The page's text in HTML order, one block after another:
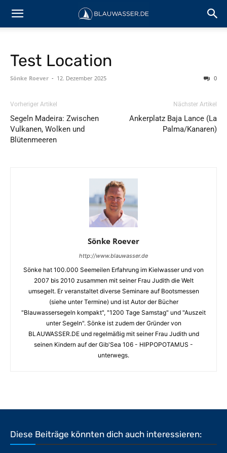
Test Location
Sönke Roever - 12. Dezember 2025 0
Vorheriger Artikel
Segeln Madeira: Zwischen
Vulkanen, Wolken und
Blütenmeeren
Nächster Artikel
Ankerplatz Baja Lance (La
Palma/Kanaren)
Sönke Roever
http://www.blauwasser.de
Sönke hat 100.000 Seemeilen Erfahrung im Kielwasser und von
2007 bis 2010 zusammen mit seiner Frau Judith die Welt
umsegelt. Er veranstaltet diverse Seminare auf Bootsmessen
(siehe unter Termine) und ist Autor der Bücher
"Blauwassersegeln kompakt", "1200 Tage Samstag" und "Auszeit
unter Segeln". Sönke ist zudem der Gründer von
BLAUWASSER.DE und regelmäßig mit seiner Frau Judith und
seinen Kindern auf der Gib'Sea 106 - HIPPOPOTAMUS -
unterwegs.
Diese Beiträge könnten dich auch interessieren: